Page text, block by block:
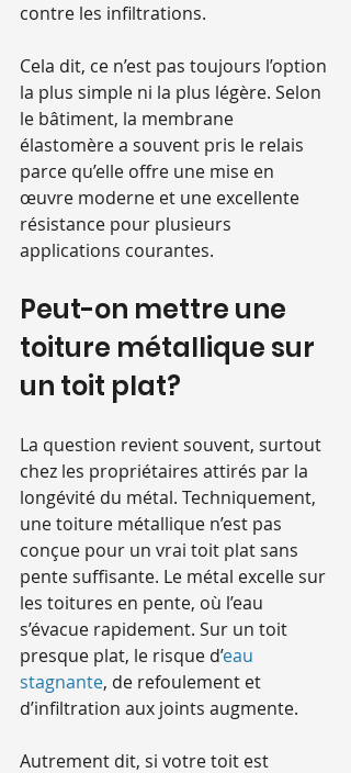
contre les infiltrations.
Cela dit, ce n’est pas toujours l’option
la plus simple ni la plus légère. Selon
le bâtiment, la membrane
élastomère a souvent pris le relais
parce qu’elle offre une mise en
œuvre moderne et une excellente
résistance pour plusieurs
applications courantes.
Peut-on mettre une
toiture métallique sur
un toit plat?
La question revient souvent, surtout
chez les propriétaires attirés par la
longévité du métal. Techniquement,
une toiture métallique n’est pas
conçue pour un vrai toit plat sans
pente suffisante. Le métal excelle sur
les toitures en pente, où l’eau
s’évacue rapidement. Sur un toit
presque plat, le risque d’eau
stagnante, de refoulement et
d’infiltration aux joints augmente.
Autrement dit, si votre toit est